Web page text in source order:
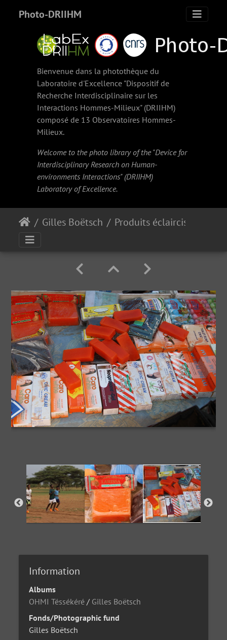
Photo-DRIIHM
Bienvenue dans la photothèque du
Laboratoire d'Excellence "Dispositif de
Recherche Interdisciplinaire sur les
Interactions Hommes-Milieux" (DRIIHM)
composé de 13 Observatoires Hommes-
Milieux.
Welcome to the photo library of the "Device for
Interdisciplinary Research on Human-
environments Interactions" (DRIIHM)
Laboratory of Excellence.
Gilles Boëtsch
Information
Albums
OHMI Téssékéré / Gilles Boëtsch
Fonds/Photographic fund
Gilles Boëtsch